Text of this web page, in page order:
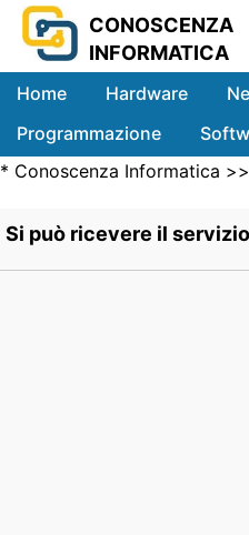
CONOSCENZA
INFORMATICA
Home Hardware
Programmazione
Sistemi
* Conoscenza Informatica >>
Si può ricevere il